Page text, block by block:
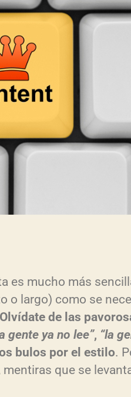
es mucho más
o largo) como se
Olvídate de las
gente ya no lee”, “la
bulos por el estilo.
que se